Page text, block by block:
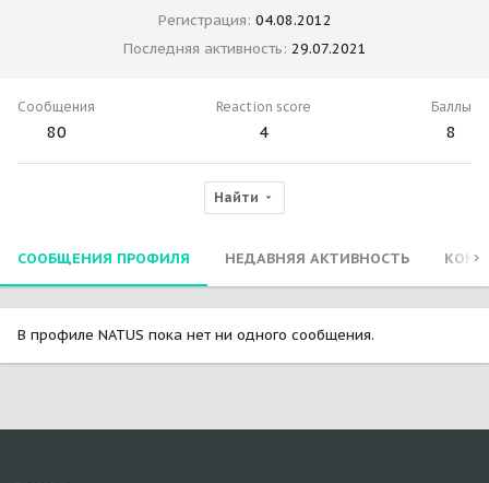
Регистрация 04.08.2012
Последняя активность 29.07.2021
Сообщения
80
Reaction score
4
Баллы
8
Найти
СООБЩЕНИЯ ПРОФИЛЯ НЕДАВНЯЯ АКТИВНОСТЬ
В профиле NATUS пока нет ни одного сообщения.